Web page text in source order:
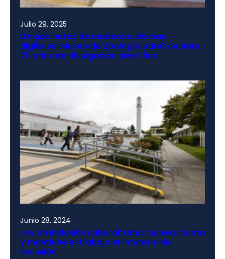
Julio 29, 2025
De gabinetes de madera a vitrinas
digitales: Museo de Zoología UdeC celebra
70 años de divulgación científica
Junio 28, 2024
Ley de Inclusión Laboral: UdeC supera cuota
y mantiene el trabajo en materia de
inclusión